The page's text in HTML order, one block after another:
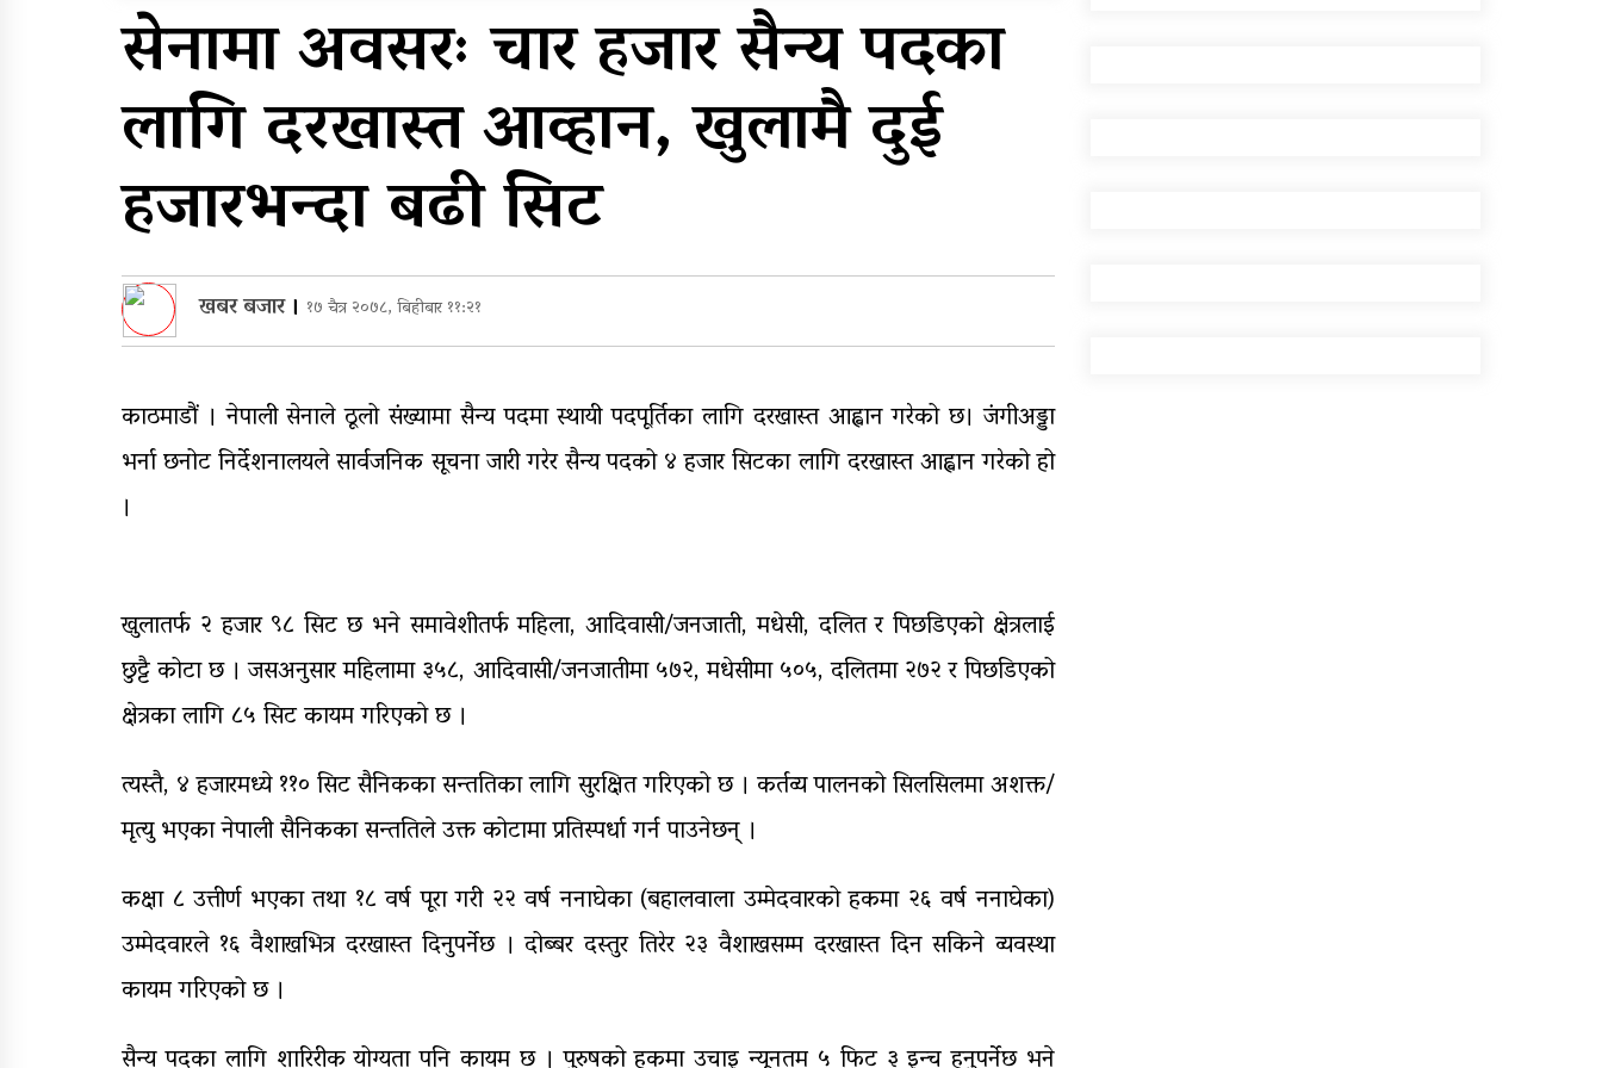
शुल्कदर यस्तो छ…
बालकको मृत्यु, दुई घाइते
घरमाथिबाट पहिरो खसेपछि १३
घरधुरी स्थानान्तरण
सेनामा अवसरः चार हजार सैन्य पदका
लागि दरखास्त आव्हान, खुलामै दुई
हजारभन्दा बढी सिट
खबर बजार। १७ चैत्र २०७८, बिहीबार ११:२१
काठमाडौं । नेपाली सेनाले ठूलो संख्यामा सैन्य पदमा स्थायी पदपूर्तिका लागि दरखास्त आह्वान गरेको छ। जंगीअड्डा
भर्ना छनोट निर्देशनालयले सार्वजनिक सूचना जारी गरेर सैन्य पदको ४ हजार सिटका लागि दरखास्त आह्वान गरेको हो
।
खुलातर्फ २ हजार ९८ सिट छ भने समावेशीतर्फ महिला, आदिवासी/जनजाती, मधेसी, दलित र पिछडिएको क्षेत्रलाई
छुट्टै कोटा छ । जसअनुसार महिलामा ३५८, आदिवासी/जनजातीमा ५७२, मधेसीमा ५०५, दलितमा २७२ र पिछडिएको
क्षेत्रका लागि ८५ सिट कायम गरिएकाे छ ।
त्यस्तै, ४ हजारमध्ये ११० सिट सैनिकका सन्ततिका लागि सुरक्षित गरिएको छ । कर्तव्य पालनको सिलसिलमा अशक्त/
मृत्यु भएका नेपाली सैनिकका सन्ततिले उक्त कोटामा प्रतिस्पर्धा गर्न पाउनेछन् ।
कक्षा ८ उत्तीर्ण भएका तथा १८ वर्ष पूरा गरी २२ वर्ष ननाघेका (बहालवाला उम्मेदवारको हकमा २६ वर्ष ननाघेका)
उम्मेदवारले १६ वैशाखभित्र दरखास्त दिनुपर्नेछ । दोब्बर दस्तुर तिरेर २३ वैशाखसम्म दरखास्त दिन सकिने व्यवस्था
कायम गरिएको छ ।